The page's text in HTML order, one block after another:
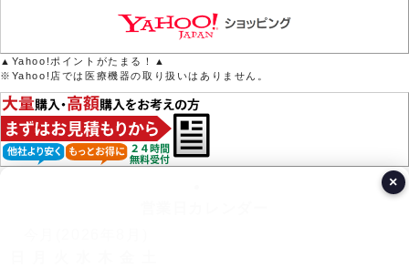
▲Yahoo!ポイントがたまる！▲
※Yahoo!店では医療機器の取り扱いはありません。
×